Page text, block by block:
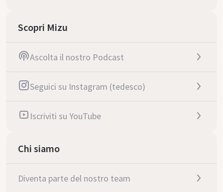
Scopri Mizu
Ascolta il nostro Podcast
Seguici su Instagram (tedesco)
Iscriviti su YouTube
Chi siamo
Diventa parte del nostro team